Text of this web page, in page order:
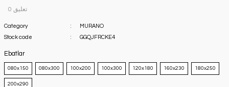
0 تعليق
Category
MURANO
Stock code
GGQJFRCKE4
Ebatlar
080x150 080x300 100x200 100x300 120x180 160x230 180x250
200x290